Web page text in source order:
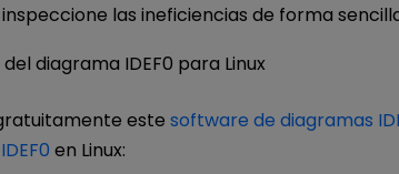
las ineficiencias de forma
este software de diagramas
en Linux: